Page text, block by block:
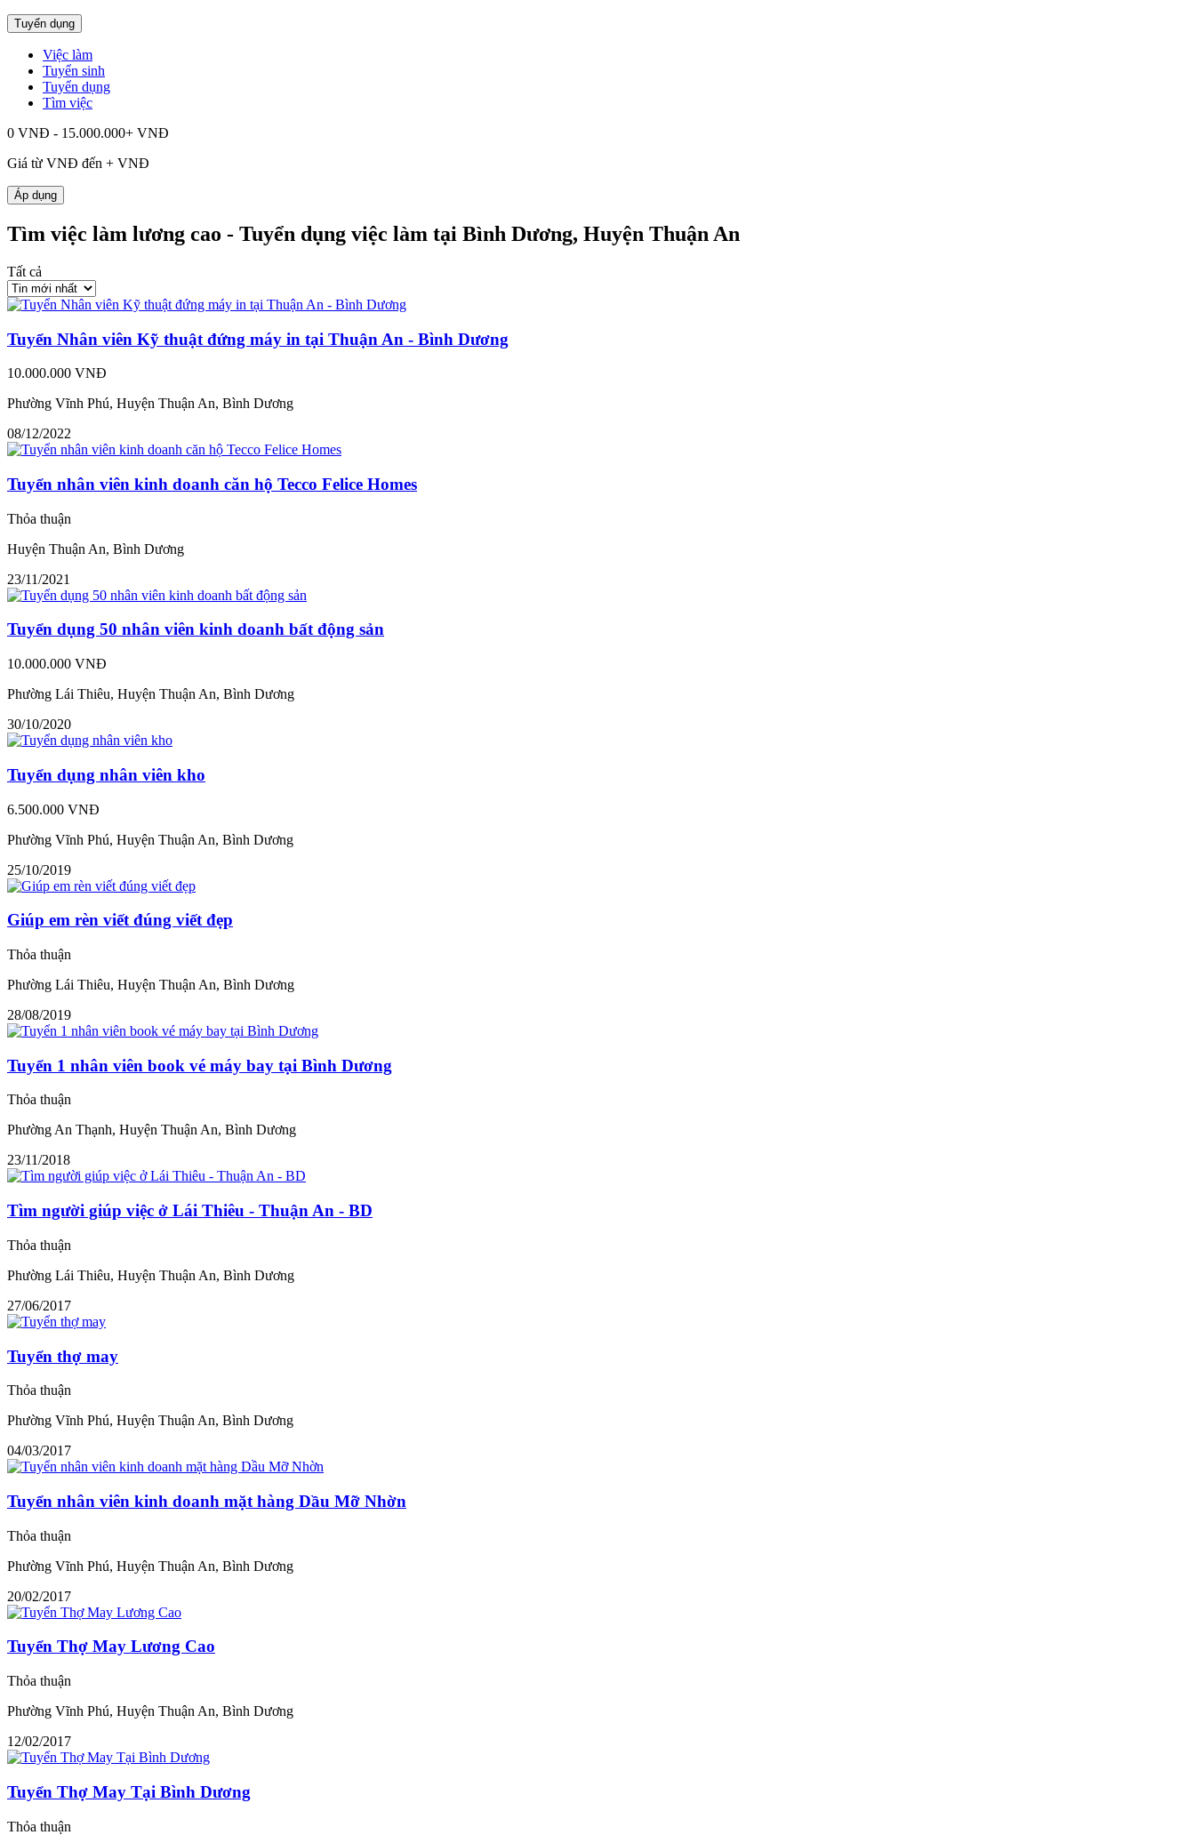
Tuyển dụng
Việc làm
Tuyển sinh
Tuyển dụng
Tìm việc
0 VNĐ - 15.000.000+ VNĐ
Giá từ VNĐ đến + VNĐ
Áp dụng
Tìm việc làm lương cao - Tuyển dụng việc làm tại Bình Dương, Huyện Thuận An
Tất cả
Tuyển Nhân viên Kỹ thuật đứng máy in tại Thuận An - Bình Dương
10.000.000 VNĐ
Phường Vĩnh Phú, Huyện Thuận An, Bình Dương
08/12/2022
Tuyển nhân viên kinh doanh căn hộ Tecco Felice Homes
Thỏa thuận
Huyện Thuận An, Bình Dương
23/11/2021
Tuyển dụng 50 nhân viên kinh doanh bất động sản
10.000.000 VNĐ
Phường Lái Thiêu, Huyện Thuận An, Bình Dương
30/10/2020
Tuyển dụng nhân viên kho
6.500.000 VNĐ
Phường Vĩnh Phú, Huyện Thuận An, Bình Dương
25/10/2019
Giúp em rèn viết đúng viết đẹp
Thỏa thuận
Phường Lái Thiêu, Huyện Thuận An, Bình Dương
28/08/2019
Tuyển 1 nhân viên book vé máy bay tại Bình Dương
Thỏa thuận
Phường An Thạnh, Huyện Thuận An, Bình Dương
23/11/2018
Tìm người giúp việc ở Lái Thiêu - Thuận An - BD
Thỏa thuận
Phường Lái Thiêu, Huyện Thuận An, Bình Dương
27/06/2017
Tuyển thợ may
Thỏa thuận
Phường Vĩnh Phú, Huyện Thuận An, Bình Dương
04/03/2017
Tuyển nhân viên kinh doanh mặt hàng Dầu Mỡ Nhờn
Thỏa thuận
Phường Vĩnh Phú, Huyện Thuận An, Bình Dương
20/02/2017
Tuyển Thợ May Lương Cao
Thỏa thuận
Phường Vĩnh Phú, Huyện Thuận An, Bình Dương
12/02/2017
Tuyển Thợ May Tại Bình Dương
Thỏa thuận